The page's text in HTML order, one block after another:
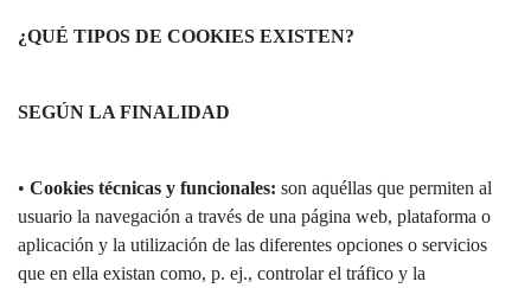
¿QUÉ TIPOS DE COOKIES EXISTEN?
SEGÚN LA FINALIDAD
• Cookies técnicas y funcionales: son aquéllas que permiten al
usuario la navegación a través de una página web, plataforma o
aplicación y la utilización de las diferentes opciones o servicios
que en ella existan como, p. ej., controlar el tráfico y la